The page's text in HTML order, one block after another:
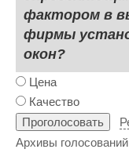
фактором в
фирмы
окон?
Цена
Качество
Архивы голосований